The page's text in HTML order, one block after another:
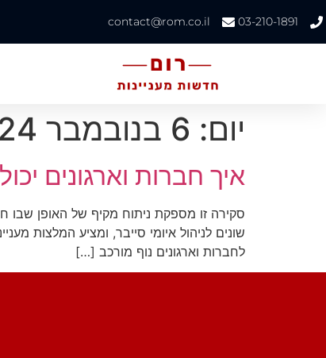
03-210-1891
contact@rom.co.il
יום: 6 בנובמבר 2024
איך חברות וארגונים
סקירה זו מספקת ניתוח מקיף של האופן שבו
לחברות וארגונים נוף מורכב […]